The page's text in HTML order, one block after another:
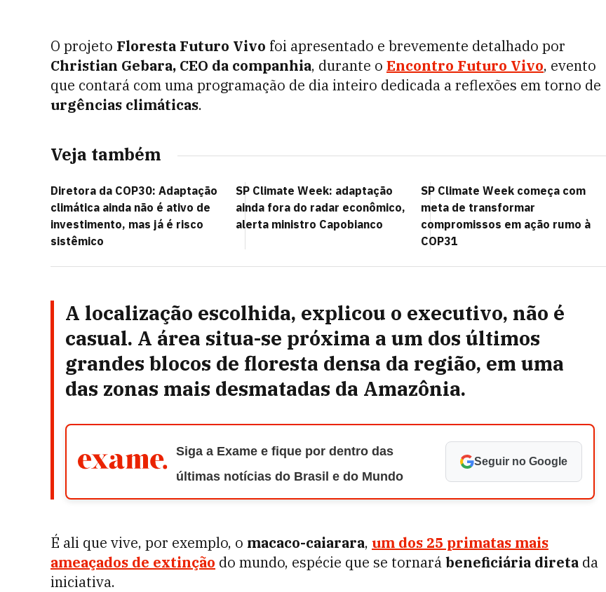
O projeto Floresta Futuro Vivo foi apresentado e brevemente detalhado por
Christian Gebara, CEO da companhia, durante o Encontro Futuro Vivo, evento
que contará com uma programação de dia inteiro dedicada a reflexões em torno de
urgências climáticas.
Veja também
Diretora da COP30: Adaptação
climática ainda não é ativo de
investimento, mas já é risco
sistêmico
SP Climate Week: adaptação
ainda fora do radar econômico,
alerta ministro Capobianco
SP Climate Week começa com
meta de transformar
compromissos em ação rumo à
COP31
A localização escolhida, explicou o executivo, não é
casual. A área situa-se próxima a um dos últimos
grandes blocos de floresta densa da região, em uma
das zonas mais desmatadas da Amazônia.
Siga a Exame e fique por dentro das
últimas notícias do Brasil e do Mundo
Seguir no Google
É ali que vive, por exemplo, o macaco-caiarara, um dos 25 primatas mais
ameaçados de extinção do mundo, espécie que se tornarábeneficiária direta da
iniciativa.